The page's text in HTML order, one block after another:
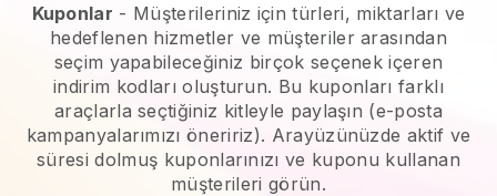
Kuponlar - Müşterileriniz için türleri, miktarları ve
hedeflenen hizmetler ve müşteriler arasından
seçim yapabileceğiniz birçok seçenek içeren
indirim kodları oluşturun. Bu kuponları farklı
araçlarla seçtiğiniz kitleyle paylaşın (e-posta
kampanyalarımızı öneririz). Arayüzünüzde aktif ve
süresi dolmuş kuponlarınızı ve kuponu kullanan
müşterileri görün.